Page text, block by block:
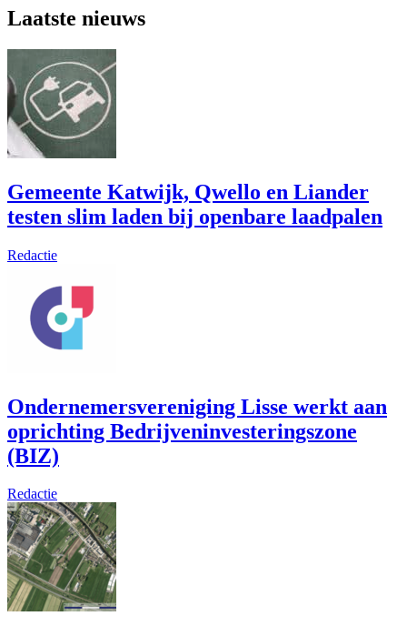
Laatste nieuws
Gemeente Katwijk, Qwello en Liander
testen slim laden bij openbare laadpalen
Redactie
Ondernemersvereniging Lisse werkt aan
oprichting Bedrijveninvesteringszone
(BIZ)
Redactie